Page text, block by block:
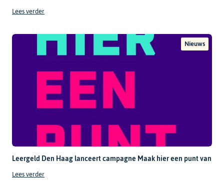
Lees verder
Nieuws
Leergeld Den Haag lanceert campagne Maak hier een punt van
Lees verder